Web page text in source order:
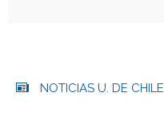
NOTICIAS U. DE CHILE